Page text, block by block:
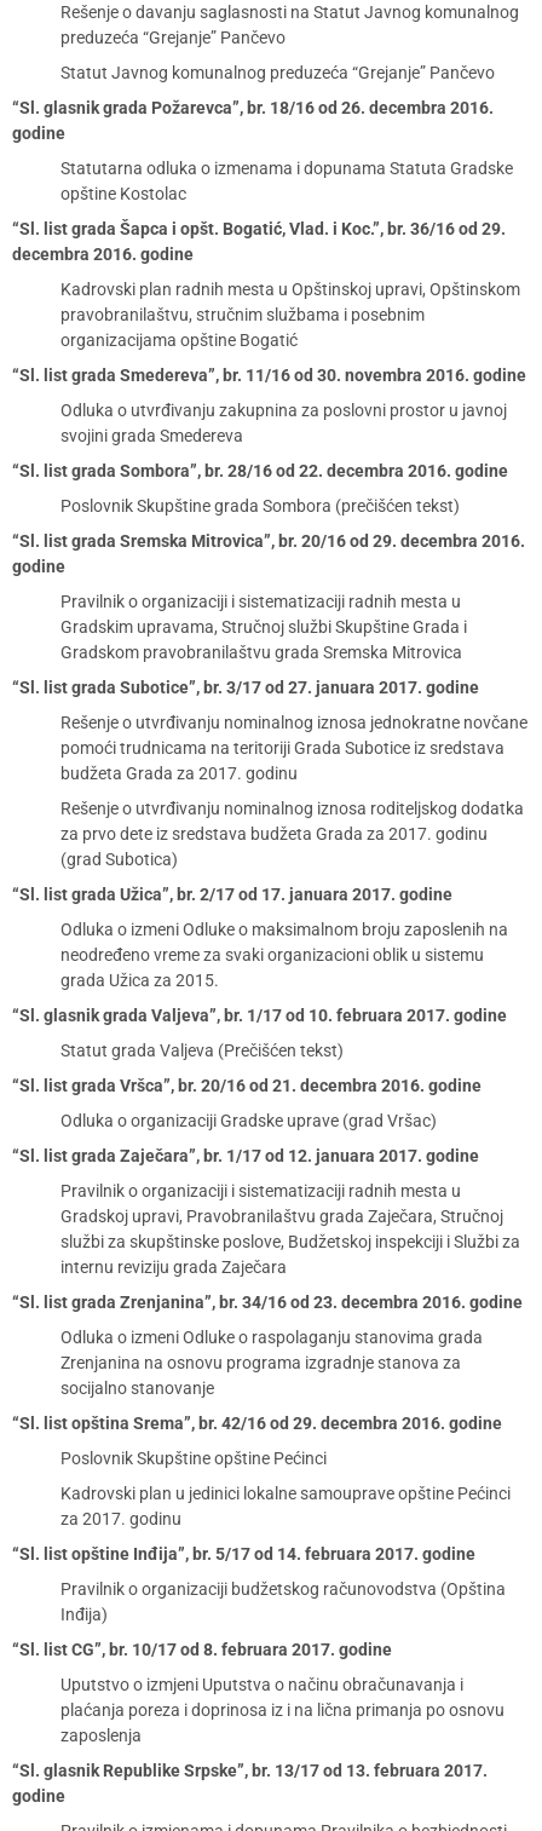
Rešenje o davanju saglasnosti na Statut Javnog komunalnog
preduzeća “Grejanje” Pančevo
Statut Javnog komunalnog preduzeća “Grejanje” Pančevo
“Sl. glasnik grada Požarevca”, br. 18/16 od 26. decembra 2016.
godine
Statutarna odluka o izmenama i dopunama Statuta Gradske
opštine Kostolac
“Sl. list grada Šapca i opšt. Bogatić, Vlad. i Koc.”, br. 36/16 od 29.
decembra 2016. godine
Kadrovski plan radnih mesta u Opštinskoj upravi, Opštinskom
pravobranilaštvu, stručnim službama i posebnim
organizacijama opštine Bogatić
“Sl. list grada Smedereva”, br. 11/16 od 30. novembra 2016. godine
Odluka o utvrđivanju zakupnina za poslovni prostor u javnoj
svojini grada Smedereva
“Sl. list grada Sombora”, br. 28/16 od 22. decembra 2016. godine
Poslovnik Skupštine grada Sombora (prečišćen tekst)
“Sl. list grada Sremska Mitrovica”, br. 20/16 od 29. decembra 2016.
godine
Pravilnik o organizaciji i sistematizaciji radnih mesta u
Gradskim upravama, Stručnoj službi Skupštine Grada i
Gradskom pravobranilaštvu grada Sremska Mitrovica
“Sl. list grada Subotice”, br. 3/17 od 27. januara 2017. godine
Rešenje o utvrđivanju nominalnog iznosa jednokratne novčane
pomoći trudnicama na teritoriji Grada Subotice iz sredstava
budžeta Grada za 2017. godinu
Rešenje o utvrđivanju nominalnog iznosa roditeljskog dodatka
za prvo dete iz sredstava budžeta Grada za 2017. godinu
(grad Subotica)
“Sl. list grada Užica”, br. 2/17 od 17. januara 2017. godine
Odluka o izmeni Odluke o maksimalnom broju zaposlenih na
neodređeno vreme za svaki organizacioni oblik u sistemu
grada Užica za 2015.
“Sl. glasnik grada Valjeva”, br. 1/17 od 10. februara 2017. godine
Statut grada Valjeva (Prečišćen tekst)
“Sl. list grada Vršca”, br. 20/16 od 21. decembra 2016. godine
Odluka o organizaciji Gradske uprave (grad Vršac)
“Sl. list grada Zaječara”, br. 1/17 od 12. januara 2017. godine
Pravilnik o organizaciji i sistematizaciji radnih mesta u
Gradskoj upravi, Pravobranilaštvu grada Zaječara, Stručnoj
službi za skupštinske poslove, Budžetskoj inspekciji i Službi za
internu reviziju grada Zaječara
“Sl. list grada Zrenjanina”, br. 34/16 od 23. decembra 2016. godine
Odluka o izmeni Odluke o raspolaganju stanovima grada
Zrenjanina na osnovu programa izgradnje stanova za
socijalno stanovanje
“Sl. list opština Srema”, br. 42/16 od 29. decembra 2016. godine
Poslovnik Skupštine opštine Pećinci
Kadrovski plan u jedinici lokalne samouprave opštine Pećinci
za 2017. godinu
“Sl. list opštine Inđija”, br. 5/17 od 14. februara 2017. godine
Pravilnik o organizaciji budžetskog računovodstva (Opština
Inđija)
“Sl. list CG”, br. 10/17 od 8. februara 2017. godine
Uputstvo o izmjeni Uputstva o načinu obračunavanja i
plaćanja poreza i doprinosa iz i na lična primanja po osnovu
zaposlenja
“Sl. glasnik Republike Srpske”, br. 13/17 od 13. februara 2017.
godine